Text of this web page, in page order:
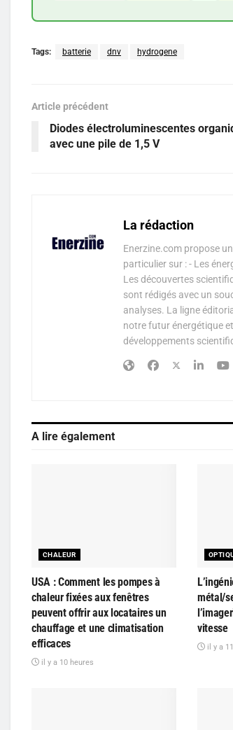
Tags: batterie dnv hydrogene
Article précédent
Diodes électroluminescentes
avec une pile de 1,5 V
La rédaction
Enerzine.com propose
particulier sur : - Les
Les découvertes
sont rédigés avec un
analyses. La ligne
notre futur énergétique
développements
A lire également
CHALEUR
USA : Comment les pompes à
chaleur fixées aux fenêtres
peuvent offrir aux locataires un
chauffage et une climatisation
efficaces
il y a 10 heures
métal/
vitesse
il y a